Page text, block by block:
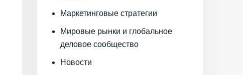
Маркетинговые стратегии
Мировые рынки и глобальное
деловое сообщество
Новости